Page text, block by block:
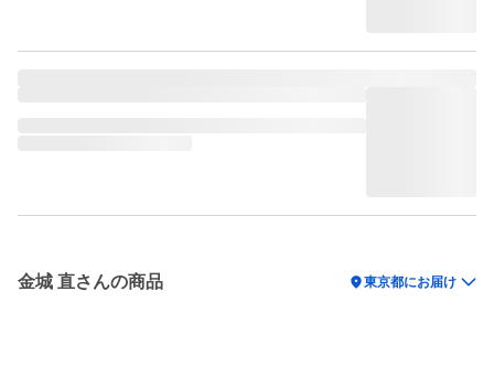
金城 直さんの商品 location_on東京都にお届け